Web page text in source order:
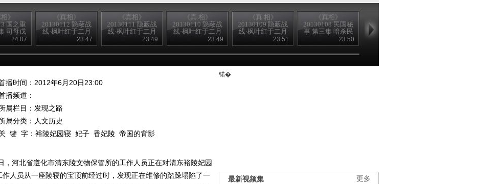
》
国之重
司母戊
（上）
24:07
《真相》
20130112 隐蔽战
线·枫叶红于二月
23:47
《真相》
20130111 隐蔽战
线·枫叶红于二月
23:49
《真 相》
20130110 隐蔽战
线·枫叶红于二月
23:49
《真 相》
20130109 隐蔽战
线·枫叶红于二月
23:51
《真相》
20130108 民国秘
事 第三集 暗杀民
国第一杀手
（下）
23:50
20130107 民国秘
事 第二集 暗杀民
播时间：2012年6月20日23:00
播频道：
属栏目： 发现之路
属分类：人文历史
键 字： 裕陵妃园寝 妃子 香妃陵 帝国的背影
河北省遵化市清东陵文物保管所的工作人员正在对清东裕陵妃园
人员从一座陵寝的宝顶前经过时，发现正在维修的踏跺塌陷了一
锘�
更多
最新视频集